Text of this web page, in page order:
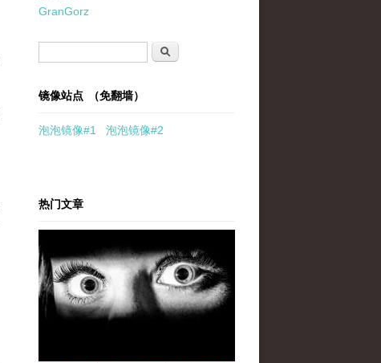
GranGorz
搜索
镜像站点 （免翻墙）
泡泡镜像#1 泡泡镜像#2
热门文章